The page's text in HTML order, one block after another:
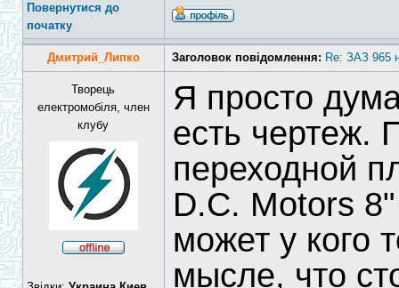
Повернутися до
початку
Дмитрий_Липко Заголовок повідомлення: Re: ЗАЗ 965
Творець
електромобіля, член
клубу
Я просто
есть чертеж.
переходной
D.C. Motors
может у кого
мысле, что